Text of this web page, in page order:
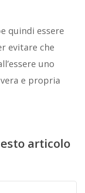
quindi essere
evitare che
uno
e propria
articolo